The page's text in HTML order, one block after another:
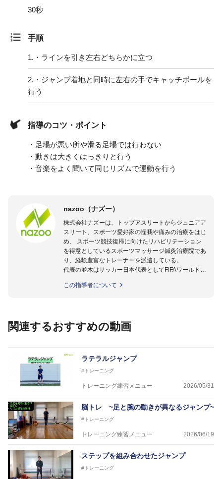
30秒
手順
1. ・ラインを引き左右どちらかに立つ
2. ・ジャンプ着地と同時に左右の手でキャッチボールを
行う
指導のコツ・ポイント
・足場が悪い所や滑る足場では行わない
・動きは大きくはっきりと行う
・音楽をよく聞いて同じリズムで運動を行う
nazoo（ナズー）
株式会社ナズーは、トップアスリートからジュニアア
スリート、スポーツ愛好家の怪我や痛みの治療をはじ
め、 スポーツ競技復帰に向けたリハビリテーション
を得意としているスポーツマッサージ鍼灸治療院であ
り、経験豊富なトレーナーを派遣している。
代表の並木はサッカー日本代表としてFIFAワールドカ
のほかU-23日本代表のアスレティックトレーナーと
世代のサッカーを中心に、WJBL、社会人ラグビー、
を派遣している。
さらには講演会やセミナー、専門学校などの教育機関
に講師を派遣するなど後進育成にも力を入れている。
「一人一人の健康な人生をサポートする」を企業理念
からサポートし、一人一人の「楽しく、豊かに、生き
生きと」生きる、そんな『健康な人生』をサポートし
ている。
この指導者について
関連するおすすめの動画
ラテラルジャンプ
#トレーニング
トレーニング練習メニュー 2026/05/31
脳トレ ~足と腕の動きが異なるジャンプ~
#トレーニング
トレーニング練習メニュー 2026/06/19
ステップを組み合わせたジャンプ
#トレーニング